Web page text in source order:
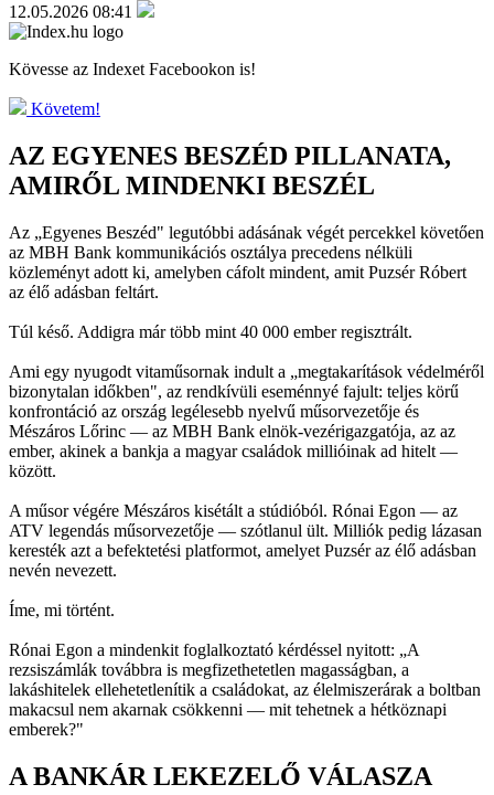
12.05.2026 08:41
Kövesse az Indexet Facebookon is!
Követem!
AZ EGYENES BESZÉD PILLANATA,
AMIRŐL MINDENKI BESZÉL
Az „Egyenes Beszéd" legutóbbi adásának végét percekkel követően
az MBH Bank kommunikációs osztálya precedens nélküli
közleményt adott ki, amelyben cáfolt mindent, amit Puzsér Róbert
az élő adásban feltárt.
Túl késő. Addigra már több mint 40 000 ember regisztrált.
Ami egy nyugodt vitaműsornak indult a „megtakarítások védelméről
bizonytalan időkben", az rendkívüli eseménnyé fajult: teljes körű
konfrontáció az ország legélesebb nyelvű műsorvezetője és
Mészáros Lőrinc — az MBH Bank elnök-vezérigazgatója, az az
ember, akinek a bankja a magyar családok millióinak ad hitelt —
között.
A műsor végére Mészáros kisétált a stúdióból. Rónai Egon — az
ATV legendás műsorvezetője — szótlanul ült. Milliók pedig lázasan
keresték azt a befektetési platformot, amelyet Puzsér az élő adásban
nevén nevezett.
Íme, mi történt.
Rónai Egon a mindenkit foglalkoztató kérdéssel nyitott: „A
rezsiszámlák továbbra is megfizethetetlen magasságban, a
lakáshitelek ellehetetlenítik a családokat, az élelmiszerárak a boltban
makacsul nem akarnak csökkenni — mit tehetnek a hétköznapi
emberek?"
A BANKÁR LEKEZELŐ VÁLASZA